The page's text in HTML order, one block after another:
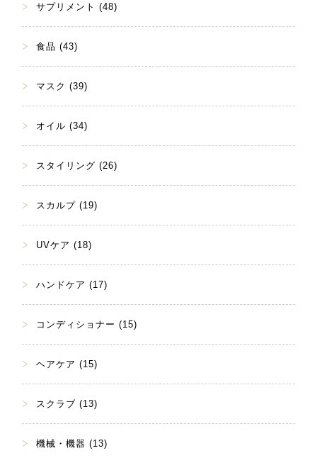
サプリメント (48)
食品 (43)
マスク (39)
オイル (34)
スタイリング (26)
スカルプ (19)
UVケア (18)
ハンドケア (17)
コンディショナー (15)
ヘアケア (15)
スクラブ (13)
機械・機器 (13)